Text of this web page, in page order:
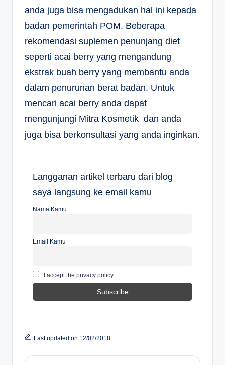
anda juga bisa mengadukan hal ini kepada
badan pemerintah POM. Beberapa
rekomendasi suplemen penunjang diet
seperti acai berry yang mengandung
ekstrak buah berry yang membantu anda
dalam penurunan berat badan. Untuk
mencari acai berry anda dapat
mengunjungi Mitra Kosmetik dan anda
juga bisa berkonsultasi yang anda inginkan.
Langganan artikel terbaru dari blog
saya langsung ke email kamu
Nama Kamu
Email Kamu
I accept the privacy policy
Last updated on 12/02/2018